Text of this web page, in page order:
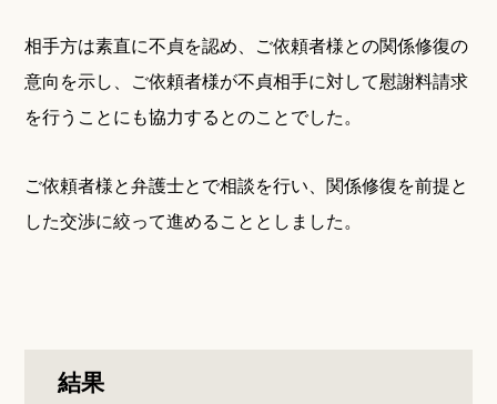
相手方は素直に不貞を認め、ご依頼者様との関係修復の
意向を示し、ご依頼者様が不貞相手に対して慰謝料請求
を行うことにも協力するとのことでした。
ご依頼者様と弁護士とで相談を行い、関係修復を前提と
した交渉に絞って進めることとしました。
結果